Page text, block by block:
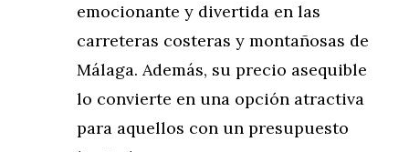
emocionante y divertida en las
carreteras costeras y montañosas de
Málaga. Además, su precio asequible
lo convierte en una opción atractiva
para aquellos con un presupuesto